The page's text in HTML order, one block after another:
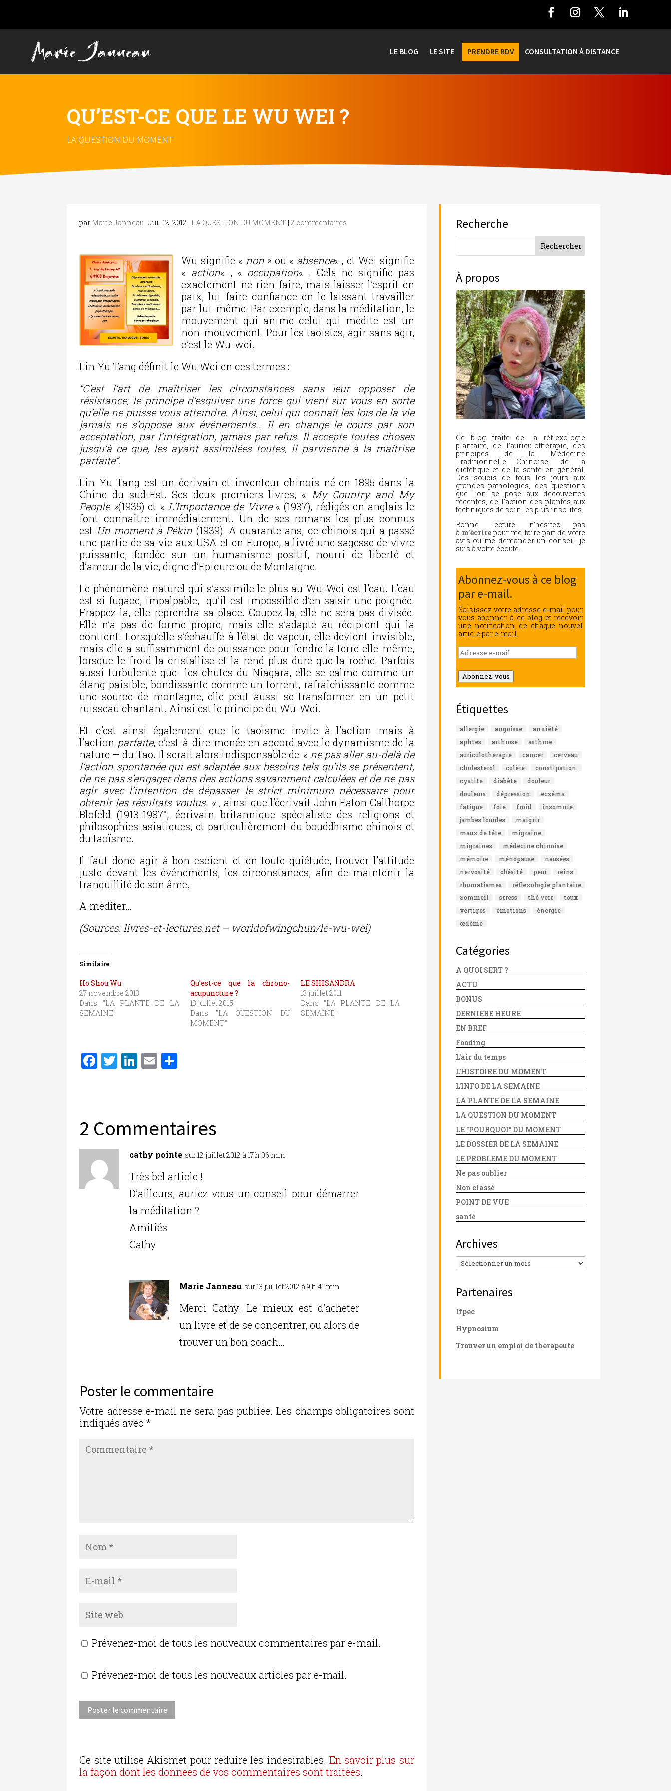
LE BLOG LE SITE PRENDRE RDV CONSULTATION À DISTANCE
QU’EST-CE QUE LE WU WEI ?
LA QUESTION DU MOMENT
par Marie Janneau |Juil 12, 2012 | LA QUESTION DU MOMENT |2 commentaires
Wu signifie « non» ou « absence« , et Wei signifie
« action« , « occupation« . Cela ne signifie pas
exactement ne rien faire, mais laisser l’esprit en
paix, lui faire confiance en le laissant travailler
par lui-même. Par exemple, dans la méditation, le
mouvement qui anime celui qui médite est un
non-mouvement. Pour les taoïstes, agir sans agir,
c’est le Wu-wei.
Lin Yu Tang définit le Wu Wei en ces termes :
“C’est l’art de maîtriser les circonstances sans leur opposer de
résistance; le principe d’esquiver une force qui vient sur vous en sorte
qu’elle ne puisse vous atteindre. Ainsi, celui qui connaît les lois de la vie
jamais ne s’oppose aux événements… Il en change le cours par son
acceptation, par l’intégration, jamais par refus. Il accepte toutes choses
jusqu’à ce que, les ayant assimilées toutes, il parvienne à la maîtrise
parfaite”.
Lin Yu Tang est un écrivain et inventeur chinois né en 1895 dans la
Chine du sud-Est. Ses deux premiers livres, « My Country and My
People »(1935) et « L’Importance de Vivre« (1937), rédigés en anglais le
font connaître immédiatement. Un de ses romans les plus connus
est Un moment à Pékin (1939). A quarante ans, ce chinois qui a passé
une partie de sa vie aux USA et en Europe, a livré une sagesse de vivre
puissante, fondée sur un humanisme positif, nourri de liberté et
d’amour de la vie, digne d’Epicure ou de Montaigne.
Le phénomène naturel qui s’assimile le plus au Wu-Wei est l’eau. L’eau
est si fugace, impalpable, qu’il est impossible d’en saisir une poignée.
Frappez-la, elle reprendra sa place. Coupez-la, elle ne sera pas divisée.
Elle n’a pas de forme propre, mais elle s’adapte au récipient qui la
contient. Lorsqu’elle s’échauffe à l’état de vapeur, elle devient invisible,
mais elle a suffisamment de puissance pour fendre la terre elle-même,
lorsque le froid la cristallise et la rend plus dure que la roche. Parfois
aussi turbulente que les chutes du Niagara, elle se calme comme un
étang paisible, bondissante comme un torrent, rafraîchissante comme
une source de montagne, elle peut aussi se transformer en un petit
ruisseau chantant. Ainsi est le principe du Wu-Wei.
Et c’est ainsi également que le taoïsme invite à l’action mais à
l’action parfaite, c’est-à-dire menée en accord avec le dynamisme de la
nature – du Tao. Il serait alors indispensable de: « ne pas aller au-delà de
l’action spontanée qui est adaptée aux besoins tels qu’ils se présentent,
de ne pas s’engager dans des actions savamment calculées et de ne pas
agir avec l’intention de dépasser le strict minimum nécessaire pour
obtenir les résultats voulus. « ,ainsi que l’écrivait John Eaton Calthorpe
Blofeld (1913-1987°, écrivain britannique spécialiste des religions et
philosophies asiatiques, et particulièrement du bouddhisme chinois et
du taoïsme.
Il faut donc agir à bon escient et en toute quiétude, trouver l’attitude
juste devant les événements, les circonstances, afin de maintenir la
tranquillité de son âme.
A méditer…
(Sources: livres-et-lectures.net – worldofwingchun/le-wu-wei)
Similaire
Ho Shou Wu
27 novembre 2013
Dans "LA PLANTE DE LA
SEMAINE"
Qu’est-ce que la chrono-
acupuncture ?
13 juillet 2015
Dans "LA QUESTION DU
MOMENT"
LE SHISANDRA
13 juillet 2011
Dans "LA PLANTE DE LA
SEMAINE"
F
b
o
o
k
T
r
Li
dI
n
E
er
2 Commentaires
cathy pointe sur 12 juillet 2012 à 17 h 06 min
Très bel article !
D’ailleurs, auriez vous un conseil pour démarrer
la méditation ?
Amitiés
Cathy
Marie Janneau sur 13 juillet 2012 à 9 h 41 min
Merci Cathy. Le mieux est d’acheter
un livre et de se concentrer, ou alors de
trouver un bon coach…
Poster le commentaire
Votre adresse e-mail ne sera pas publiée. Les champs obligatoires sont
indiqués avec*
Prévenez-moi de tous les nouveaux commentaires par e-mail.
Prévenez-moi de tous les nouveaux articles par e-mail.
Ce site utilise Akismet pour réduire les indésirables. En savoir plus sur
la façon dont les données de vos commentaires sont traitées.
Recherche
À propos
Ce blog traite de la réflexologie
plantaire, de l’auriculothérapie, des
principes de la Médecine
Traditionnelle Chinoise, de la
diététique et de la santé en général.
Des soucis de tous les jours aux
grandes pathologies, des questions
que l’on se pose aux découvertes
récentes, de l’action des plantes aux
techniques de soin les plus insolites.
Bonne lecture, n’hésitez pas
à m’écrire pour me faire part de votre
avis ou me demander un conseil, je
suis à votre écoute.
Abonnez-vous à ce blog
par e-mail.
Saisissez votre adresse e-mail pour
vous abonner à ce blog et recevoir
une notification de chaque nouvel
article par e-mail.
Adresse
e-
mail
Abonnez-vous
Étiquettes
allergie angoisse
anxiété
aphtes
arthrose
asthme
auriculotherapie
cancer
cerveau
cholesterol
colère
constipation.
cystite
diabète
douleur
douleurs
dépression
eczéma
fatigue
foie froid
insomnie
jambes lourdes
maigrir
maux de tête
migraine
migraines
médecine chinoise
mémoire
ménopause
nausées
nervosité
obésité peur
reins
rhumatismes
réflexologie plantaire
Sommeil
stress thé vert
toux
vertiges
émotions
énergie
œdème
Catégories
A QUOI SERT ?
ACTU
BONUS
DERNIERE HEURE
EN BREF
Fooding
L'air du temps
L'HISTOIRE DU MOMENT
L'INFO DE LA SEMAINE
LA PLANTE DE LA SEMAINE
LA QUESTION DU MOMENT
LE "POURQUOI" DU MOMENT
LE DOSSIER DE LA SEMAINE
LE PROBLEME DU MOMENT
Ne pas oublier
Non classé
POINT DE VUE
santé
Archives
Archives
Partenaires
Ifpec
Hypnosium
Trouver un emploi de thérapeute